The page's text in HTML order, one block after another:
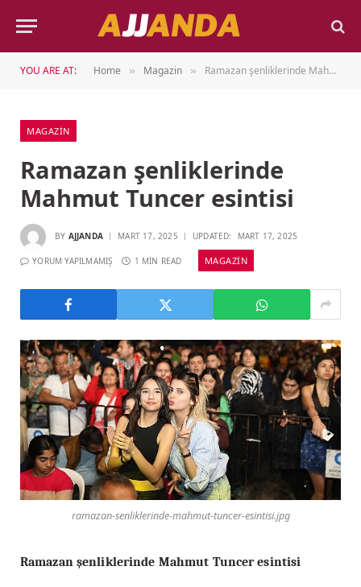
YOU ARE AT: Home » Magazin » Ramazan şenliklerinde Mahmut Tuncer esintisi
MAGAZIN
Ramazan şenliklerinde
Mahmut Tuncer esintisi
BY AJJANDA MART 17, 2025 UPDATED: MART 17, 2025
YORUM YAPILMAMIŞ 1 MIN READ MAGAZIN
ramazan-senliklerinde-mahmut-tuncer-esintisi.jpg
Ramazan şenliklerinde Mahmut Tuncer esintisi